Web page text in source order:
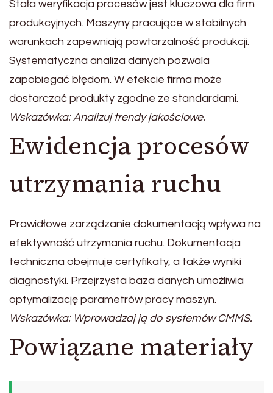
Stała weryfikacja procesów jest kluczowa dla firm
produkcyjnych. Maszyny pracujące w stabilnych
warunkach zapewniają powtarzalność produkcji.
Systematyczna analiza danych pozwala
zapobiegać błędom. W efekcie firma może
dostarczać produkty zgodne ze standardami.
Wskazówka: Analizuj trendy jakościowe.
Ewidencja procesów
utrzymania ruchu
Prawidłowe zarządzanie dokumentacją wpływa na
efektywność utrzymania ruchu. Dokumentacja
techniczna obejmuje certyfikaty, a także wyniki
diagnostyki. Przejrzysta baza danych umożliwia
optymalizację parametrów pracy maszyn.
Wskazówka: Wprowadzaj ją do systemów CMMS.
Powiązane materiały